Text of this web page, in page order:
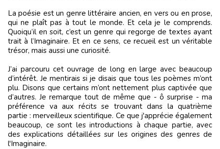
La poésie est un genre littéraire ancien, en vers ou en prose,
qui ne plaît pas à tout le monde. Et cela je le comprends.
Quoiqu’il en soit, c’est un genre qui regorge de textes ayant
trait à l’Imaginaire. Et en ce sens, ce recueil est un véritable
trésor, mais aussi une curiosité.
J’ai parcouru cet ouvrage de long en large avec beaucoup
d’intérêt. Je mentirais si je disais que tous les poèmes m’ont
plu. Disons que certains m’ont nettement plus captivée que
d’autres. Je remarque tout de même que - ô surprise - ma
préférence va aux récits se trouvant dans la quatrième
partie : merveilleux scientifique. Ce que j'apprécie également
beaucoup, ce sont les introductions à chaque partie, avec
des explications détaillées sur les origines des genres de
l'Imaginaire.